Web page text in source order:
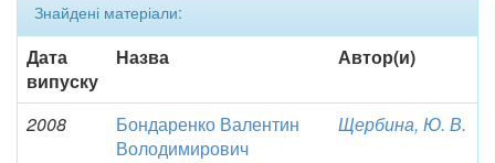
Знайдені матеріали:
Дата
випуску
Назва Автор(и)
2008
Бондаренко Валентин
Володимирович
Щербина, Ю. В.